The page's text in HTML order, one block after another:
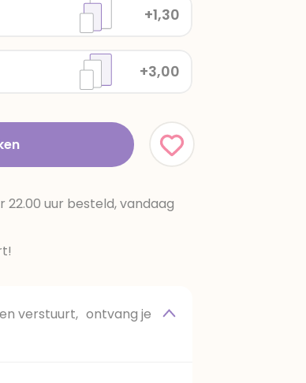
+3,00
+1,30
uur besteld, vandaag
verstuurt, ontvang je